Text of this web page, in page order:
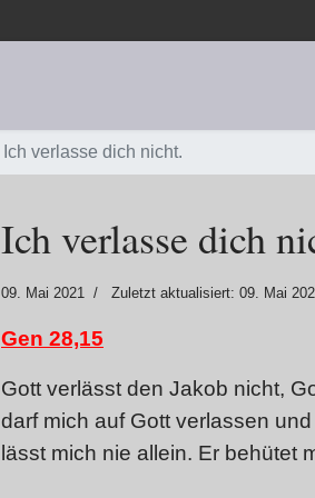
Ich verlasse dich nicht.
Ich verlasse dich
09. Mai 2021 Zuletzt aktualisiert: 09. Mai
Gen 28,15
Gott verlässt den Jakob nicht,
darf mich auf Gott verlassen
lässt mich nie allein. Er behütet